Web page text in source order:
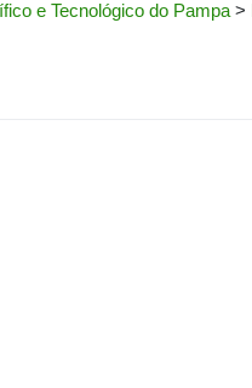
e Tecnológico do Pampa>